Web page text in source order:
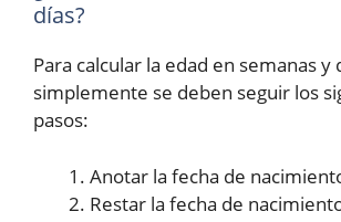
días?
Para calcular la edad en semanas y
simplemente se deben seguir los
pasos:
Anotar la fecha de
Restar la fecha de